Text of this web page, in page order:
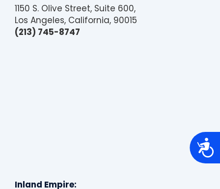
A
c
e
1150 S. Olive Street, Suite 600,
Los Angeles, California, 90015
(213) 745-8747
Inland Empire: